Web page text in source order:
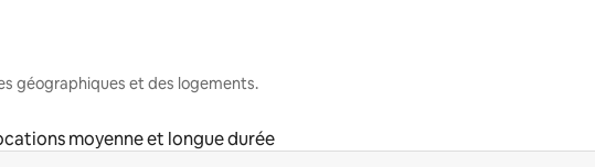
géographiques et des logements.
moyenne et longue durée